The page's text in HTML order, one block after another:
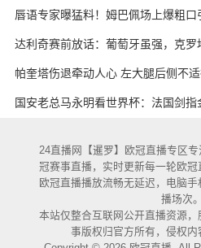
唇语专家曝猛料！姆巴佩场上爆粗
妈的X"
达利奇赛前放话：葡萄牙虽强，克
胁
帕奎塔伤退牵动人心 左大腿后侧不
藏隐忧
国安老总马永明看世界杯：法国剑
24直播网【暹罗】欧冠直播专区
冠赛事直播，实时更新每一轮欧
欧冠直播播放流畅无延迟，电脑
播场次。
本站仅整合互联网公开直播资源
事版权归官方所有，侵权内